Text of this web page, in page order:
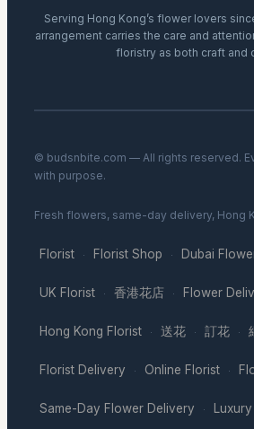
Serving Hong Kong’s flower lovers
arrangement carries the care and
floristry as both craft and
© budsnbite.com — All rights reserved.
with purpose.
Fresh flowers, same-day delivery, Hong
Florist · Florist Shop · Dubai
UK Florist · 香港花店 · Flower
Hong Kong Florist · 送花 · 訂花 ·
Florist Delivery · Online Florist ·
Same-Day Flower Delivery ·